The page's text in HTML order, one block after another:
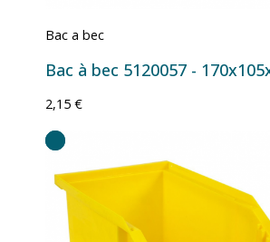
Bac a bec
2,15 €